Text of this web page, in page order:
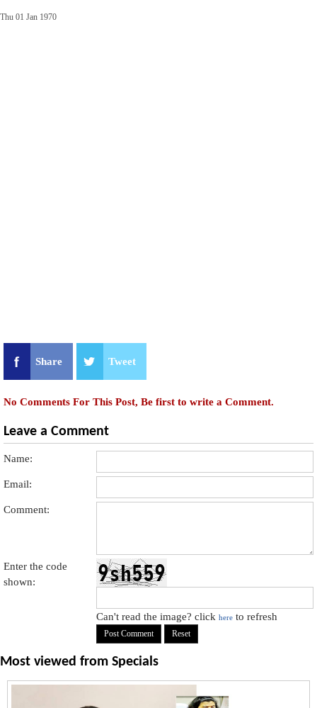
Thu 01 Jan 1970
Share Tweet
No Comments For This Post, Be first to write a Comment.
Leave a Comment
Name:
Email:
Comment:
Enter the code
shown:
Can't read the image? clickhere to refresh
Most viewed from Specials